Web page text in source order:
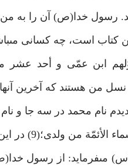
رسول خدا(ص) آن را به
كتاب است، چه كسانى
ابن عمّى و أحد عشر من
نسل من هستند كه آخرين
نام محمد در سه جا و
اسامى امامان از فرزندان من مى‏باشد.»
از رسول